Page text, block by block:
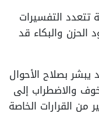
تتعدد التفسيرات
الحزن والبكاء قد
بصلاح الأحوال
والاضطراب إلى
من القرارات الخاصة